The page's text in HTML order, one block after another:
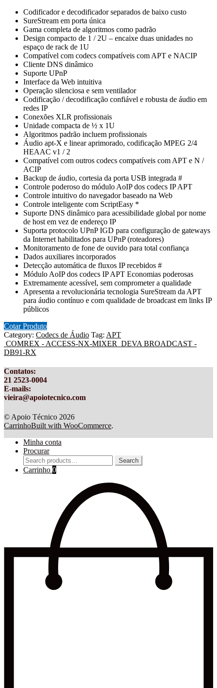
Codificador e decodificador separados de baixo custo
SureStream em porta única
Gama completa de algoritmos como padrão
Design compacto de 1 / 2U – encaixe duas unidades no
espaço de rack de 1U
Compatível com codecs compatíveis com APT e NACIP
Cliente DNS dinâmico
Suporte UPnP
Interface da Web intuitiva
Operação silenciosa e sem ventilador
Codificação / decodificação confiável e robusta de áudio em
redes IP
Conexões XLR profissionais
Unidade compacta de ½ x 1U
Algoritmos padrão incluem profissionais
Áudio apt-X e linear aprimorado, codificação MPEG 2/4
HEAAC v1 / 2
Compatível com outros codecs compatíveis com APT e N /
ACIP
Backup de áudio, cortesia da porta USB integrada #
Controle poderoso do módulo AoIP dos codecs IP APT
Controle intuitivo do navegador baseado na Web
Controle inteligente com ScriptEasy *
Suporte DNS dinâmico para acessibilidade global por nome
de host em vez de endereço IP
Suporta protocolo UPnP IGD para configuração de gateways
da Internet habilitados para UPnP (roteadores)
Monitoramento de fone de ouvido para total confiança
Dados auxiliares incorporados
Detecção automática de fluxos IP recebidos #
Módulo AoIP dos codecs IP APT Economias poderosas
Extremamente acessível, sem comprometer a qualidade
Apresenta a revolucionária tecnologia SureStream da APT
para áudio contínuo e com qualidade de broadcast em links IP
públicos
Cotar Produto
Category: Codecs de Áudio Tag: APT
COMREX - ACCESS-NX-MIXER DEVA BROADCAST -
DB91-RX
Contatos:
21 2523-0004
E-mails:
vieira@apoiotecnico.com
© Apoio Técnico 2026
CarrinhoBuilt with WooCommerce.
Minha conta
Procurar
Search
for:
Search
Carrinho 0